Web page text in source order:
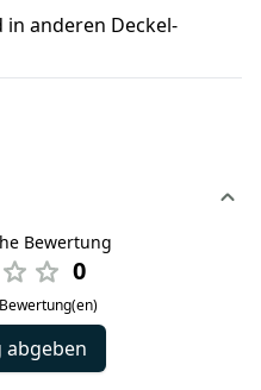
anderen Deckel-
Bewertung
0
abgeben